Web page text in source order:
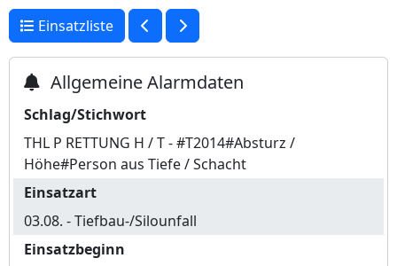
Einsatzliste
Allgemeine Alarmdaten
Schlag/Stichwort
THL P RETTUNG H / T - #T2014#Absturz /
Höhe#Person aus Tiefe / Schacht
Einsatzart
03.08. - Tiefbau-/Silounfall
Einsatzbeginn